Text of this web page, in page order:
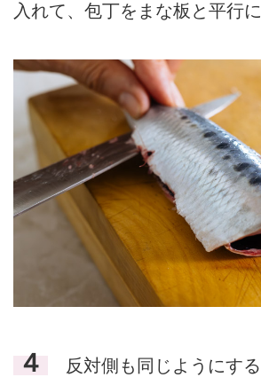
入れて、包丁をまな板と平行に
４ 反対側も同じようにする